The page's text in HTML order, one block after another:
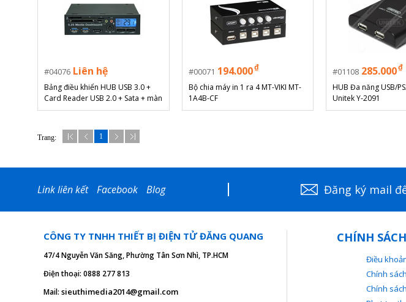
04076 Liên hệ
Bảng điều khiển HUB USB 3.0 +
Card Reader USB 2.0 + Sata + màn
hình LCD + Điều tốc FAN
00071 194.000₫
Bộ chia máy in 1 ra 4 MT-VIKI MT-
1A4B-CF
01108 285.000₫
HUB Đa năng USB/
Unitek Y-2091
Trang: 1
Link liên kết Facebook Blog Đăng ký mail
CÔNG TY TNHH THIẾT BỊ ĐIỆN TỬ ĐĂNG QUANG
47/4 Nguyễn Văn Săng, Phường Tân Sơn Nhì, TP.HCM
Điện thoại: 0888 277 813
Mail: sieuthimedia2014@gmail.com
CHÍNH
Điều
Chính
Chính